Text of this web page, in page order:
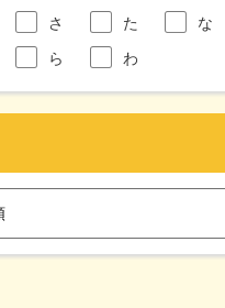
さ た な
ら わ